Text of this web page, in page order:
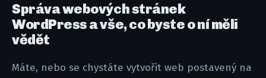
Správa webových stránek
WordPress a vše, co byste o ní měli
vědět
Máte, nebo se chystáte vytvořit web postavený na